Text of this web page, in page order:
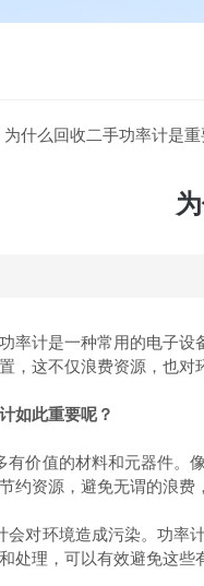
为什么回收二手功率计是
计是一种常用的电子设
，这不仅浪费资源，也对
如此重要呢？
值的材料和元器件。像
约资源，避免无谓的浪
环境造成污染。功率计
处理，可以有效避免这些